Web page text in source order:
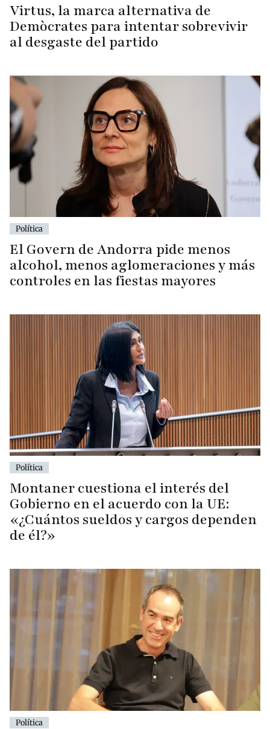
Virtus, la marca alternativa de
Demòcrates para intentar sobrevivir
al desgaste del partido
Política
El Govern de Andorra pide menos
alcohol, menos aglomeraciones y más
controles en las fiestas mayores
Política
Montaner cuestiona el interés del
Gobierno en el acuerdo con la UE:
«¿Cuántos sueldos y cargos dependen
de él?»
Política